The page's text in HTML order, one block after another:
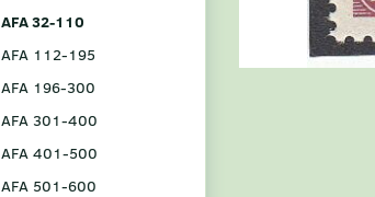
AFA 32-110
AFA 112-195
AFA 196-300
AFA 301-400
AFA 401-500
AFA 501-600